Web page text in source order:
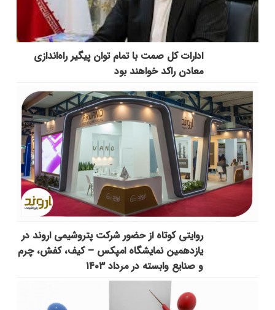
ادارات کل صمت با تمام توان پیگیر راه‌اندازی
معادن راکد خواهند بود
روایتی کوتاه از حضور شرکت پتروشیمی اروند در
یازدهمین نمایشگاه امپکس‌ – کیف، کفش، چرم
و صنایع وابسته در مرداد ۱۴۰۳